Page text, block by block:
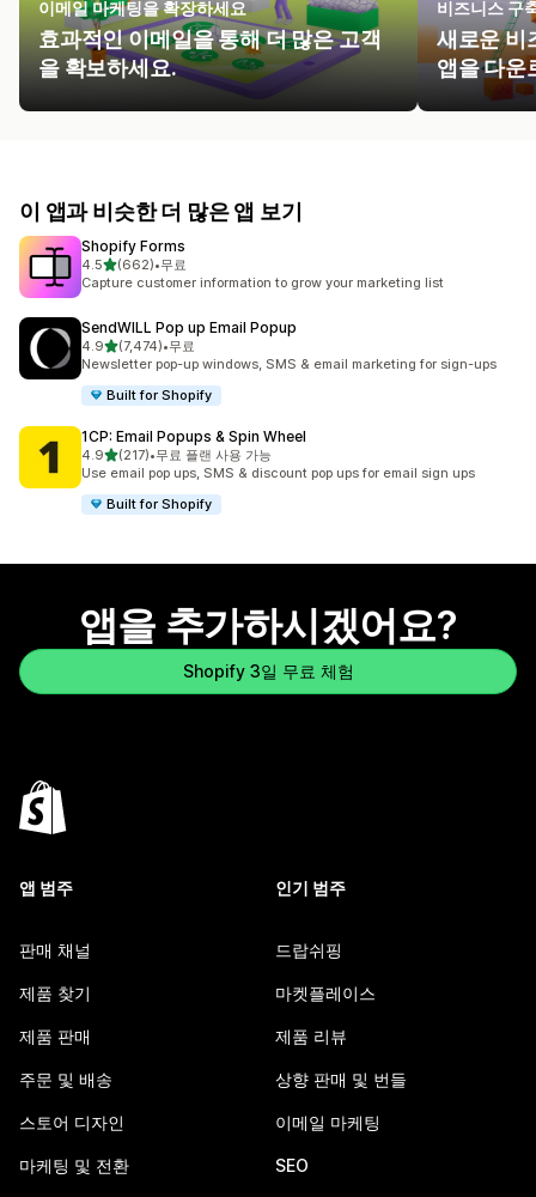
이메일 마케팅을 확장하세요
효과적인 이메일을 통해 더 많은 고객
을 확보하세요.
비즈니스 구
새로운 비
앱을 다운
이 앱과 비슷한 더 많은 앱 보기
Shopify Forms
4.5별 5개 중
(662)
총 리뷰 662개
•무료
Capture customer information to grow your marketing list
SendWILL Pop up Email Popup
4.9별 5개 중
(7,474)
총 리뷰 7474개
•무료
Newsletter pop-up windows, SMS & email marketing for sign-ups
Built for Shopify
1CP: Email Popups & Spin Wheel
4.9별 5개 중
(217)
총 리뷰 217개
•무료 플랜 사용 가능
Use email pop ups, SMS & discount pop ups for email sign ups
Built for Shopify
앱을 추가하시겠어요?
Shopify 3일 무료 체험
앱 범주
판매 채널
제품 찾기
제품 판매
주문 및 배송
스토어 디자인
마케팅 및 전환
인기 범주
드랍쉬핑
마켓플레이스
제품 리뷰
상향 판매 및 번들
이메일 마케팅
SEO